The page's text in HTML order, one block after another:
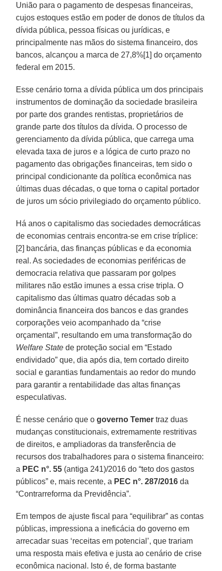
União para o pagamento de despesas financeiras,
cujos estoques estão em poder de donos de títulos da
dívida pública, pessoa físicas ou jurídicas, e
principalmente nas mãos do sistema financeiro, dos
bancos, alcançou a marca de 27,8%[1] do orçamento
federal em 2015.
Esse cenário torna a dívida pública um dos principais
instrumentos de dominação da sociedade brasileira
por parte dos grandes rentistas, proprietários de
grande parte dos títulos da dívida. O processo de
gerenciamento da dívida pública, que carrega uma
elevada taxa de juros e a lógica de curto prazo no
pagamento das obrigações financeiras, tem sido o
principal condicionante da política econômica nas
últimas duas décadas, o que torna o capital portador
de juros um sócio privilegiado do orçamento público.
Há anos o capitalismo das sociedades democráticas
de economias centrais encontra-se em crise tríplice:
[2] bancária, das finanças públicas e da economia
real. As sociedades de economias periféricas de
democracia relativa que passaram por golpes
militares não estão imunes a essa crise tripla. O
capitalismo das últimas quatro décadas sob a
dominância financeira dos bancos e das grandes
corporações veio acompanhado da “crise
orçamental”, resultando em uma transformação do
Welfare State de proteção social em “Estado
endividado” que, dia após dia, tem cortado direito
social e garantias fundamentais ao redor do mundo
para garantir a rentabilidade das altas finanças
especulativas.
É nesse cenário que ogoverno Temer traz duas
mudanças constitucionais, extremamente restritivas
de direitos, e ampliadoras da transferência de
recursos dos trabalhadores para o sistema financeiro:
a PEC n°. 55 (antiga 241)/2016 do “teto dos gastos
públicos” e, mais recente, a PEC n°. 287/2016 da
“Contrarreforma da Previdência”.
Em tempos de ajuste fiscal para “equilibrar” as contas
públicas, impressiona a ineficácia do governo em
arrecadar suas ‘receitas em potencial’, que trariam
uma resposta mais efetiva e justa ao cenário de crise
econômica nacional. Isto é, de forma bastante